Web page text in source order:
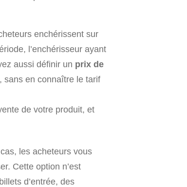
enchérissent sur
l’enchérisseur ayant
aussi définir un prix de
sans en connaître le tarif
de votre produit, et
les acheteurs vous
Cette option n’est
d’entrée, des